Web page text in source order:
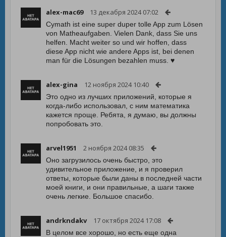
alex-mac69 13 декабря 2024 07:02
Cymath ist eine super duper tolle App zum Lösen
von Matheaufgaben. Vielen Dank, dass Sie uns
helfen. Macht weiter so und wir hoffen, dass
diese App nicht wie andere Apps ist, bei denen
man für die Lösungen bezahlen muss. ♥️
alex-gina 12 ноября 2024 10:40
Это одно из лучших приложений, которые я
когда-либо использовал, с ним математика
кажется проще. Ребята, я думаю, вы должны
попробовать это.
arvel1951 2 ноября 2024 08:35
Оно загрузилось очень быстро, это
удивительное приложение, и я проверил
ответы, которые были даны в последней части
моей книги, и они правильные, а шаги также
очень легкие. Большое спасибо.
andrkndakv 17 октября 2024 17:08
В целом все хорошо, но есть еще одна